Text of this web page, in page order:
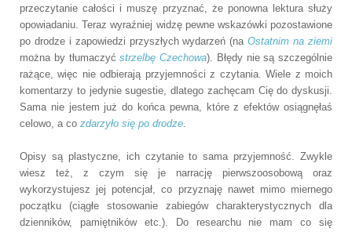
przeczytanie całości i muszę przyznać, że ponowna lektura służy
opowiadaniu. Teraz wyraźniej widzę pewne wskazówki pozostawione
po drodze i zapowiedzi przyszłych wydarzeń (naOstatnim na ziemi
można by tłumaczyćstrzelbę Czechowa). Błędy nie są szczególnie
rażące, więc nie odbierają przyjemności z czytania. Wiele z moich
komentarzy to jedynie sugestie, dlatego zachęcam Cię do dyskusji.
Sama nie jestem już do końca pewna, które z efektów osiągnęłaś
celowo, a co zdarzyło się po drodze.
Opisy są plastyczne, ich czytanie to sama przyjemność. Zwykle
wiesz też, z czym się je narrację pierwszoosobową oraz
wykorzystujesz jej potencjał, co przyznaję nawet mimo miernego
początku (ciągłe stosowanie zabiegów charakterystycznych dla
dzienników, pamiętników etc.). Do researchu nie mam co się